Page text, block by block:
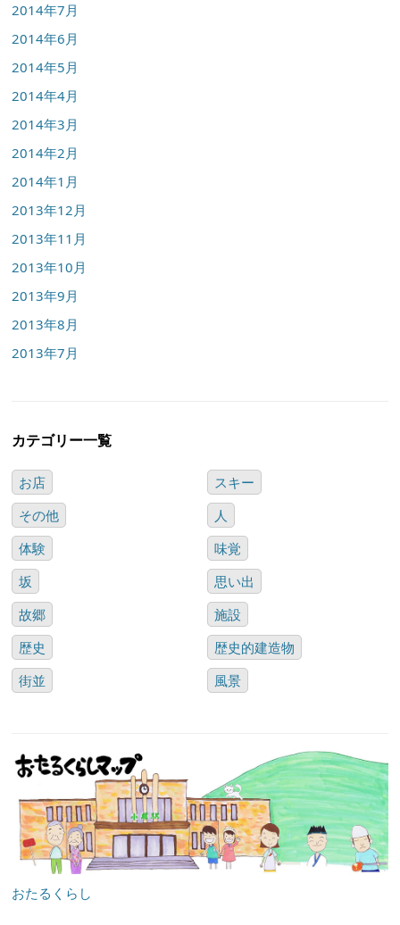
2014年7月
2014年6月
2014年5月
2014年4月
2014年3月
2014年2月
2014年1月
2013年12月
2013年11月
2013年10月
2013年9月
2013年8月
2013年7月
カテゴリー一覧
お店
スキー
その他
人
体験
味覚
坂
思い出
故郷
施設
歴史
歴史的建造物
街並
風景
おたるくらし